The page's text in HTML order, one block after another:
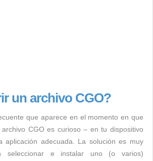
un archivo CGO?
que aparece en el momento en que
CGO es curioso – en tu dispositivo
aplicación adecuada. La solución es muy
seleccionar e instalar uno (o varios)